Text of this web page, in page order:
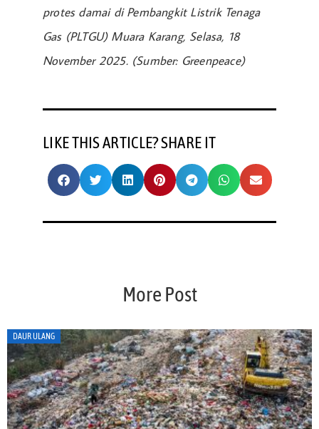
protes damai di Pembangkit Listrik Tenaga
Gas (PLTGU) Muara Karang, Selasa, 18
November 2025. (Sumber: Greenpeace)
LIKE THIS ARTICLE? SHARE IT
More Post
DAUR ULANG